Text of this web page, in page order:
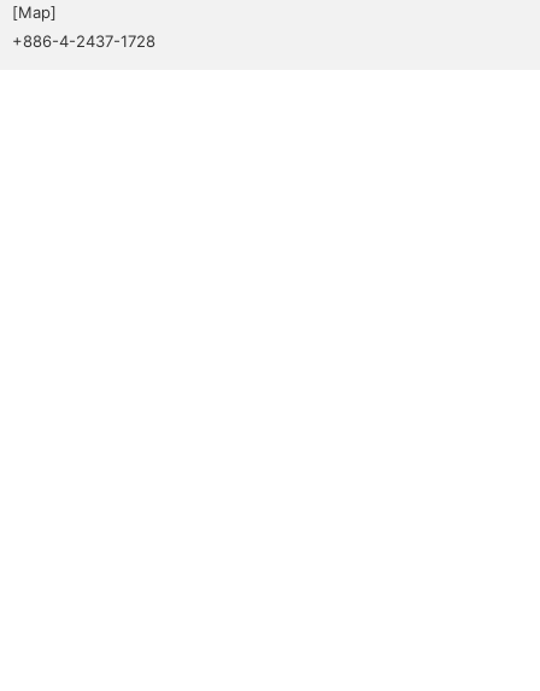
[Map]
+886-4-2437-1728